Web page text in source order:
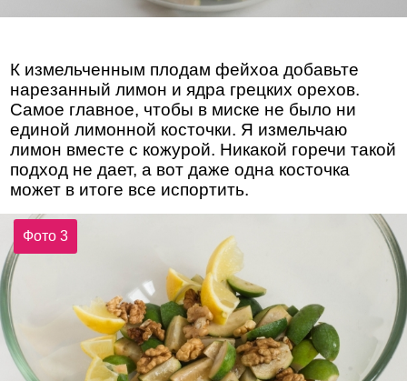
К измельченным плодам фейхоа добавьте
нарезанный лимон и ядра грецких орехов.
Самое главное, чтобы в миске не было ни
единой лимонной косточки. Я измельчаю
лимон вместе с кожурой. Никакой горечи такой
подход не дает, а вот даже одна косточка
может в итоге все испортить.
Фото 3